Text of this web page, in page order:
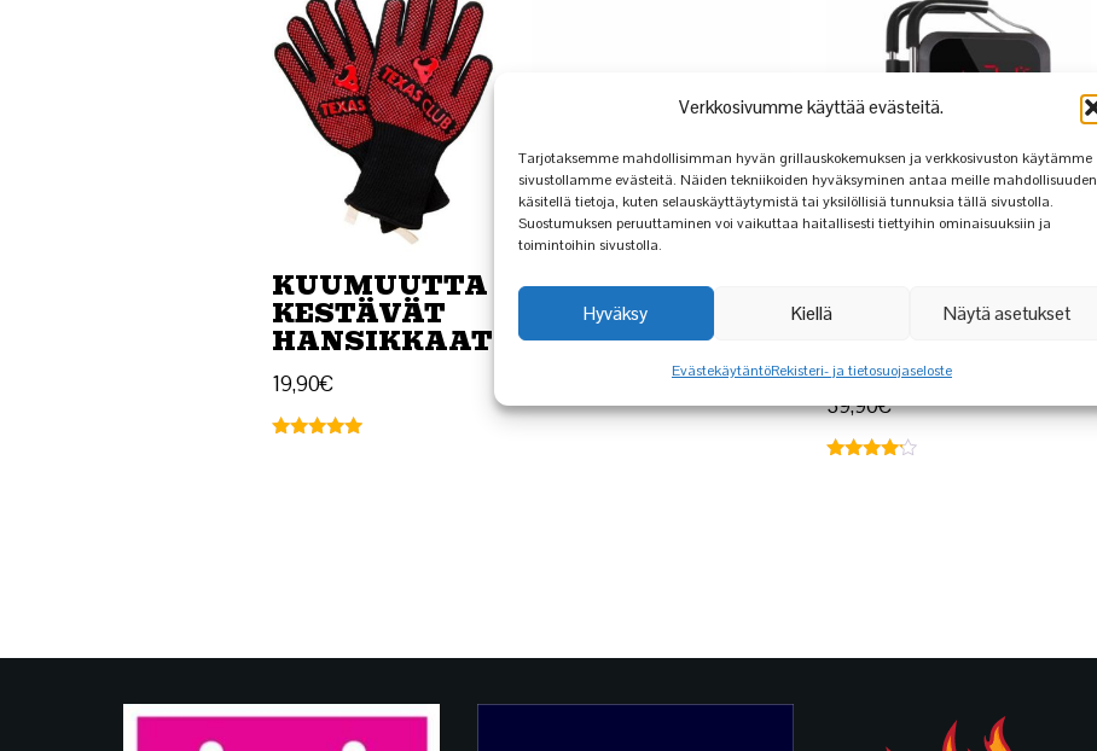
Verkkosivumme käyttää evästeitä.
Tarjotaksemme mahdollisimman hyvän grillauskokemuksen ja verkkosivuston käytämme
sivustollamme evästeitä. Näiden tekniikoiden hyväksyminen antaa meille mahdollisuuden
käsitellä tietoja, kuten selauskäyttäytymistä tai yksilöllisiä tunnuksia tällä sivustolla.
Suostumuksen peruuttaminen voi vaikuttaa haitallisesti tiettyihin ominaisuuksiin ja
toimintoihin sivustolla.
Hyväksy Kiellä Näytä asetukset
EvästekäytäntöRekisteri- ja tietosuojaseloste
KUUMUUTTA
KESTÄVÄT
HANSIKKAAT
19,90€
PIZZALEIKKURI INKBIRD IBT-2X
LÄMPÖMITTARI
39,90€